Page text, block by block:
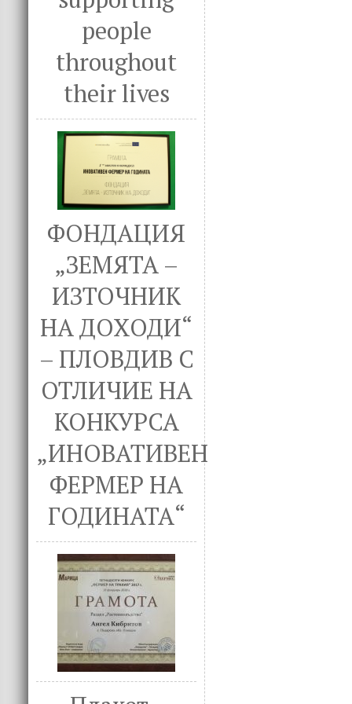
people
throughout
their lives
ФОНДАЦИЯ
„ЗЕМЯТА –
ИЗТОЧНИК
НА ДОХОДИ“
– ПЛОВДИВ С
ОТЛИЧИЕ НА
КОНКУРСА
„ИНОВАТИВЕН
ФЕРМЕР НА
ГОДИНАТА“